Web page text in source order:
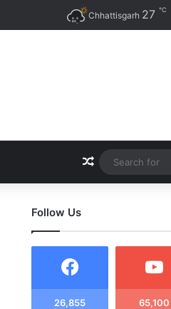
Chhattisgarh 27 ℃
Random Article
Follow Us
26,855 65,100